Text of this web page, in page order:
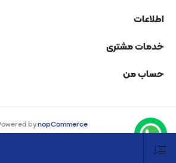
اطلاعات
خدمات مشتری
حساب من
bynopCommerce
byNop-Templates.com